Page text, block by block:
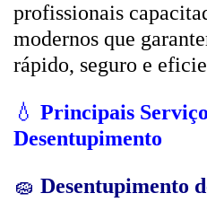
profissionais
modernos que
rápido, seguro e
💧 Principais
Desentupimento
🧽 Desentupimento